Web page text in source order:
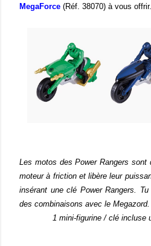
MegaForce (Réf. 38070) à vous offrir.
Les motos des Power Rangers
moteur à friction et libère leur
insérant une clé Power Rangers.
des combinaisons avec le Megazord.
1 mini-figurine / clé incluse